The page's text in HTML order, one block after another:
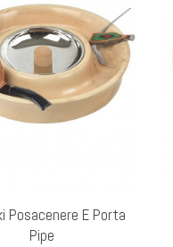
Posacenere E Porta
Pipe